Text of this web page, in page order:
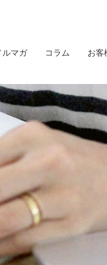
ルマガ コラム お客